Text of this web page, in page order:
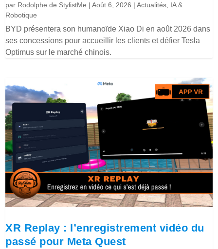
par Rodolphe de StylistMe |Août 6, 2026 |Actualités IA &
Robotique
BYD présentera son humanoïde Xiao Di en août 2026 dans
ses concessions pour accueillir les clients et défier Tesla
Optimus sur le marché chinois.
XR Replay : l’enregistrement vidéo du
passé pour Meta Quest